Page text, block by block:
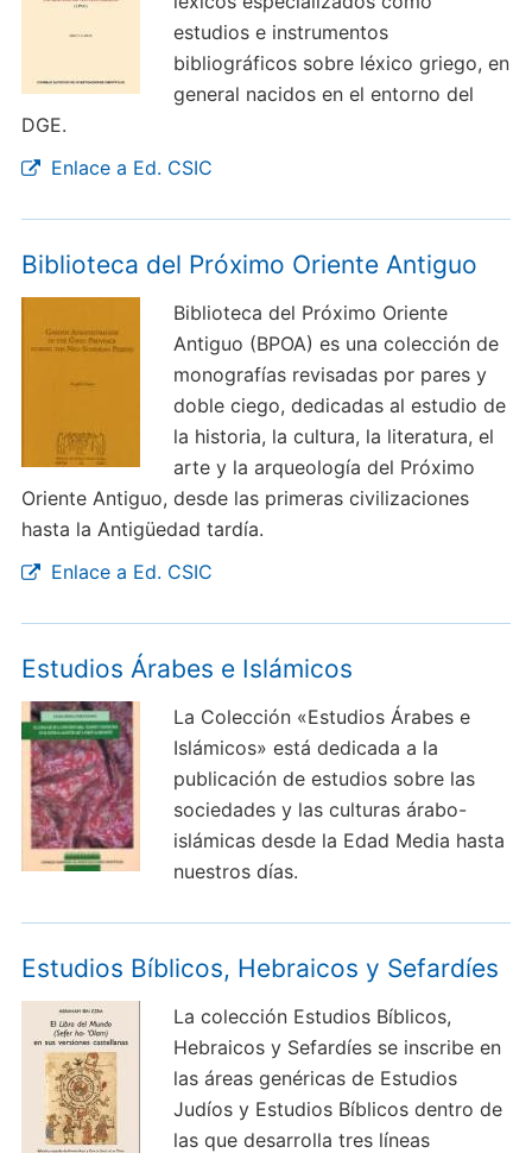
estudios e instrumentos
bibliográficos sobre léxico griego, en
general nacidos en el entorno del
DGE.
Enlace a Ed. CSIC
Biblioteca del Próximo Oriente Antiguo
Biblioteca del Próximo Oriente
Antiguo (BPOA) es una colección de
monografías revisadas por pares y
doble ciego, dedicadas al estudio de
la historia, la cultura, la literatura, el
arte y la arqueología del Próximo
Oriente Antiguo, desde las primeras civilizaciones
hasta la Antigüedad tardía.
Enlace a Ed. CSIC
Estudios Árabes e Islámicos
La Colección «Estudios Árabes e
Islámicos» está dedicada a la
publicación de estudios sobre las
sociedades y las culturas árabo-
islámicas desde la Edad Media hasta
nuestros días.
Estudios Bíblicos, Hebraicos y Sefardíes
La colección Estudios Bíblicos,
Hebraicos y Sefardíes se inscribe en
las áreas genéricas de Estudios
Judíos y Estudios Bíblicos dentro de
las que desarrolla tres líneas